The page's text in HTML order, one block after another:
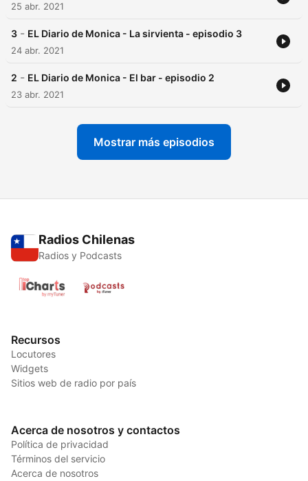
25 abr. 2021
3 - EL Diario de Monica - La sirvienta - episodio 3
24 abr. 2021
2 - EL Diario de Monica - El bar - episodio 2
23 abr. 2021
Mostrar más episodios
Radios Chilenas
Radios y Podcasts
Recursos
Locutores
Widgets
Sitios web de radio por país
Acerca de nosotros y contactos
Política de privacidad
Términos del servicio
Acerca de nosotros